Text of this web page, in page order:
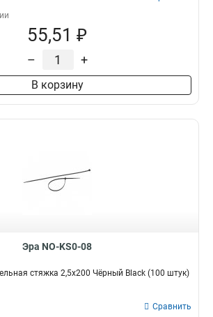
55,51 ₽
– +
В корзину
Эра NO-KS0-08
стяжка 2,5х200 Чёрный Black (100 штук)
Сравнить